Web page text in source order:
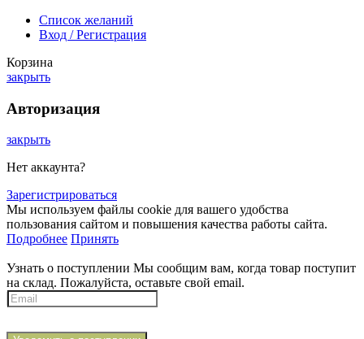
Список желаний
Вход / Регистрация
Корзина
закрыть
Авторизация
закрыть
Нет аккаунта?
Зарегистрироваться
Мы используем файлы cookie для вашего удобства
пользования сайтом и повышения качества работы сайта.
Подробнее Принять
Узнать о поступлении Мы сообщим вам, когда товар поступит
на склад. Пожалуйста, оставьте свой email.